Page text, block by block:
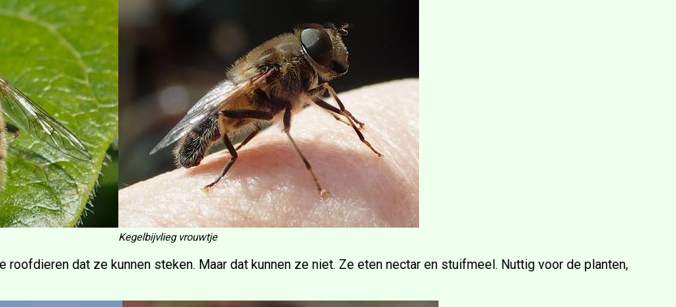
Kegelbijvlieg vrouwtje
dat ze kunnen steken. Maar dat kunnen ze niet. Ze eten nectar en stuifmeel. Nuttig voor de planten,